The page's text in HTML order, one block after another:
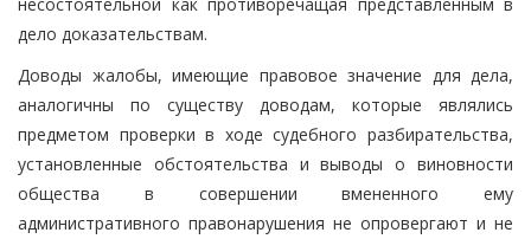
дело доказательствам.
Доводы жалобы, имеющие правовое значение для дела,
аналогичны по существу доводам, которые являлись
предметом проверки в ходе судебного разбирательства,
установленные обстоятельства и выводы о виновности
общества в совершении вмененного ему
административного правонарушения не опровергают и не